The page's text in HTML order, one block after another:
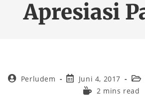
Apresiasi
Perludem Juni 4, 2017
2 mins read